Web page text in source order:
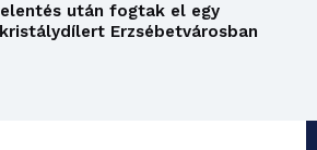
után fogtak el egy
Erzsébetvárosban